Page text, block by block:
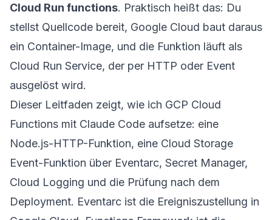
Cloud Run functions. Praktisch heißt das: Du
stellst Quellcode bereit, Google Cloud baut daraus
ein Container-Image, und die Funktion läuft als
Cloud Run Service, der per HTTP oder Event
ausgelöst wird.
Dieser Leitfaden zeigt, wie ich GCP Cloud
Functions mit Claude Code aufsetze: eine
Node.js-HTTP-Funktion, eine Cloud Storage
Event-Funktion über Eventarc, Secret Manager,
Cloud Logging und die Prüfung nach dem
Deployment. Eventarc ist die Ereigniszustellung in